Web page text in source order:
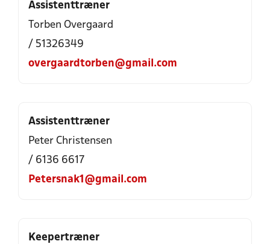
Assistenttræner
Torben Overgaard
/ 51326349
overgaardtorben@gmail.com
Assistenttræner
Peter Christensen
/ 6136 6617
Petersnak1@gmail.com
Keepertræner